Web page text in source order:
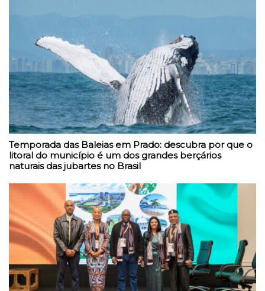
Temporada das Baleias em Prado: descubra por que o
litoral do município é um dos grandes berçários
naturais das jubartes no Brasil